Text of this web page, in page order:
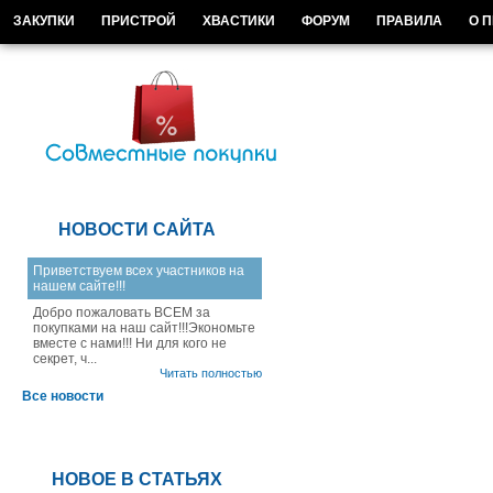
ЗАКУПКИ ПРИСТРОЙ ХВАСТИКИ ФОРУМ ПРАВИЛА О
НОВОСТИ САЙТА
Приветствуем всех участников на
нашем сайте!!!
Добро пожаловать ВСЕМ за
покупками на наш сайт!!!Экономьте
вместе с нами!!! Ни для кого не
секрет, ч...
Читать полностью
Все новости
НОВОЕ В СТАТЬЯХ